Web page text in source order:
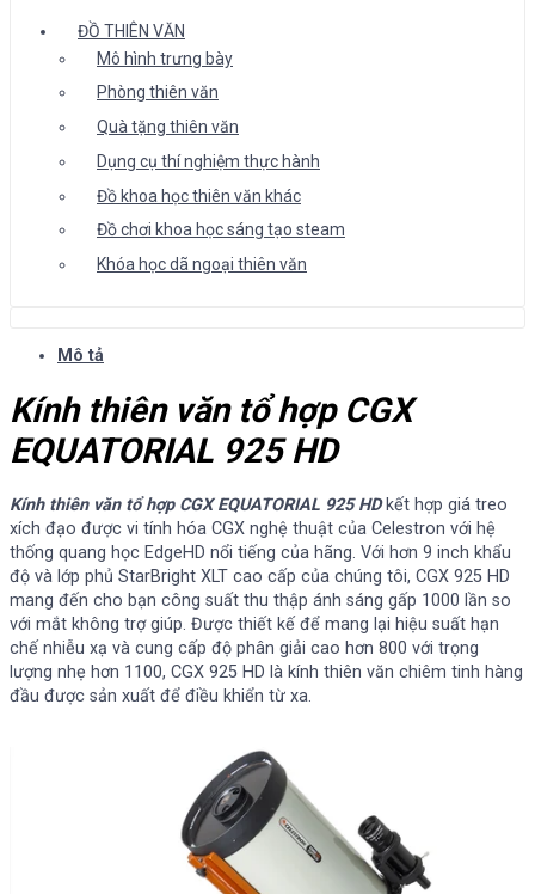
ĐỒ THIÊN VĂN
Mô hình trưng bày
Phòng thiên văn
Quà tặng thiên văn
Dụng cụ thí nghiệm thực hành
Đồ khoa học thiên văn khác
Đồ chơi khoa học sáng tạo steam
Khóa học dã ngoại thiên văn
Mô tả
Kính thiên văn tổ hợp CGX
EQUATORIAL 925 HD
Kính thiên văn tổ hợp CGX EQUATORIAL 925 HDkết hợp giá treo
xích đạo được vi tính hóa CGX nghệ thuật của Celestron với hệ
thống quang học EdgeHD nổi tiếng của hãng. Với hơn 9 inch khẩu
độ và lớp phủ StarBright XLT cao cấp của chúng tôi, CGX 925 HD
mang đến cho bạn công suất thu thập ánh sáng gấp 1000 lần so
với mắt không trợ giúp. Được thiết kế để mang lại hiệu suất hạn
chế nhiễu xạ và cung cấp độ phân giải cao hơn 800 với trọng
lượng nhẹ hơn 1100, CGX 925 HD là kính thiên văn chiêm tinh hàng
đầu được sản xuất để điều khiển từ xa.